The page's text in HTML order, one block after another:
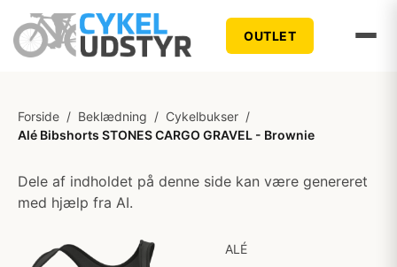
OUTLET
Forside / Beklædning / Cykelbukser /
Alé Bibshorts STONES CARGO GRAVEL - Brownie
Dele af indholdet på denne side kan være genereret
med hjælp fra AI.
ALÉ